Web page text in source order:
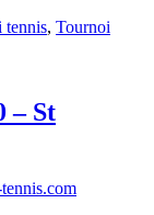
tennis, Tournoi
– St